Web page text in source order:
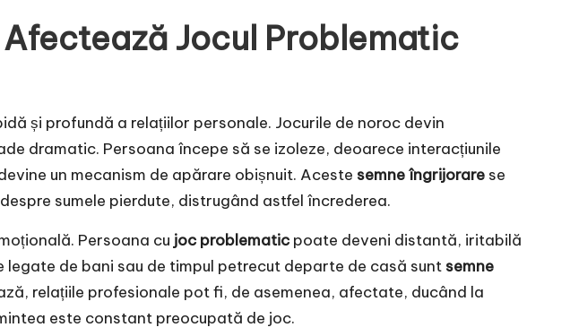
Jocul Problematic
și profundă a relațiilor personale. Jocurile de noroc devin
dramatic. Persoana începe să se izoleze, deoarece interacțiunile
un mecanism de apărare obișnuit. Aceste semne îngrijorare se
sumele pierdute, distrugând astfel încrederea.
Persoana cu joc problematic poate deveni distantă, iritabilă
de bani sau de timpul petrecut departe de casă sunt semne
relațiile profesionale pot fi, de asemenea, afectate, ducând la
este constant preocupată de joc.